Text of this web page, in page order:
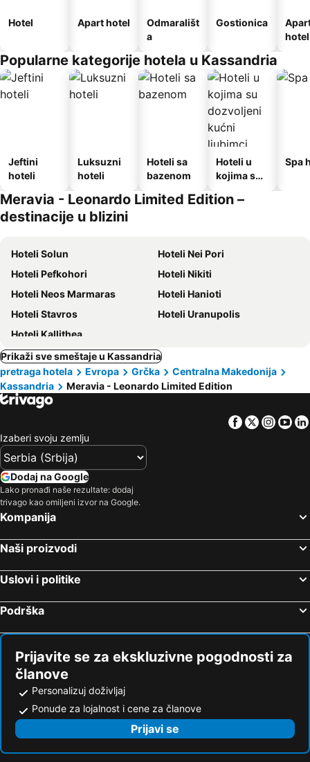
Hotel Apart hotel
Odmarališt
a
Gostionica
hotel
Popularne kategorije hotela u Kassandria
Jeftini
hoteli
Luksuzni
hoteli
Hoteli sa
bazenom
Hoteli u
kojima su
kućni
Spa
Meravia - Leonardo Limited Edition –
destinacije u blizini
Hoteli Solun
Hoteli Nei Pori
Hoteli Pefkohori
Hoteli Nikiti
Hoteli Neos Marmaras
Hoteli Hanioti
Hoteli Stavros
Hoteli Uranupolis
Hoteli Kallithea
Prikaži sve smeštaje u Kassandria
pretraga hotela
Evropa Grčka
Centralna Makedonija
Kassandria
Meravia - Leonardo Limited Edition
Facebook
Twitter
Izaberi svoju zemlju
Dodaj na Google
Lako pronađi naše rezultate: dodaj
trivago kao omiljeni izvor na Google.
Kompanija
Naši proizvodi
Uslovi i politike
Podrška
Prijavite se za ekskluzivne pogodnosti za
članove
Personalizuj doživljaj
Ponude za lojalnost i cene za članove
Prijavi se